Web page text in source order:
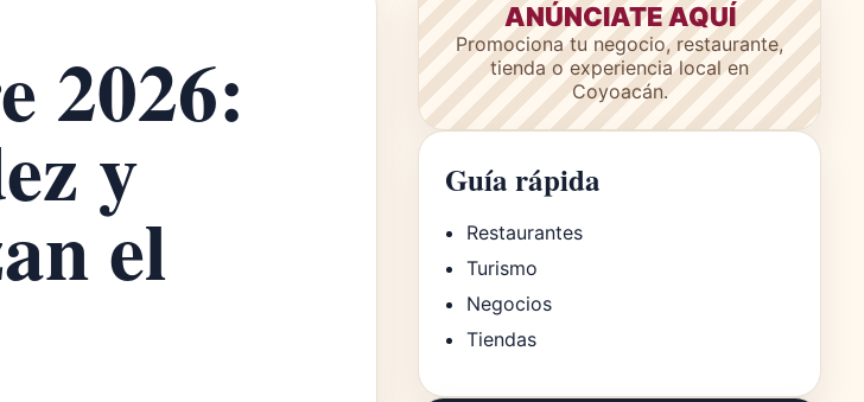
2026:
y
el
ANÚNCIATE AQUÍ
Promociona tu negocio, restaurante,
tienda o experiencia local en
Coyoacán.
Guía rápida
Restaurantes
Turismo
Negocios
Tiendas